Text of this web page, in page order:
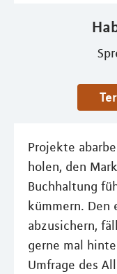
Projekte
holen, den
Buchhaltung
kümmern. Den
abzusichern,
gerne mal
Umfrage des